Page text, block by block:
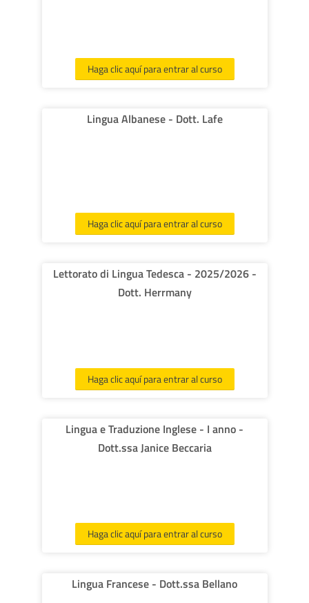
Haga clic aquí para entrar al curso
Lingua Albanese - Dott. Lafe
Haga clic aquí para entrar al curso
Lettorato di Lingua Tedesca - 2025/2026 -
Dott. Herrmany
Haga clic aquí para entrar al curso
Lingua e Traduzione Inglese - I anno -
Dott.ssa Janice Beccaria
Haga clic aquí para entrar al curso
Lingua Francese - Dott.ssa Bellano